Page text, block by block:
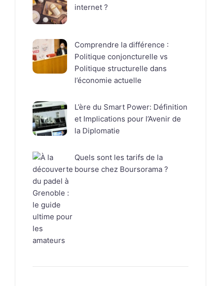
internet ?
Comprendre la différence :
Politique conjoncturelle vs
Politique structurelle dans
l’économie actuelle
L’ère du Smart Power: Définition
et Implications pour l’Avenir de
la Diplomatie
Quels sont les tarifs de la
bourse chez Boursorama ?